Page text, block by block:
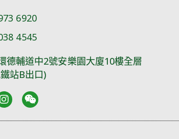
6920
4545
德輔道中2號安樂園大廈10樓全層
站B出口)